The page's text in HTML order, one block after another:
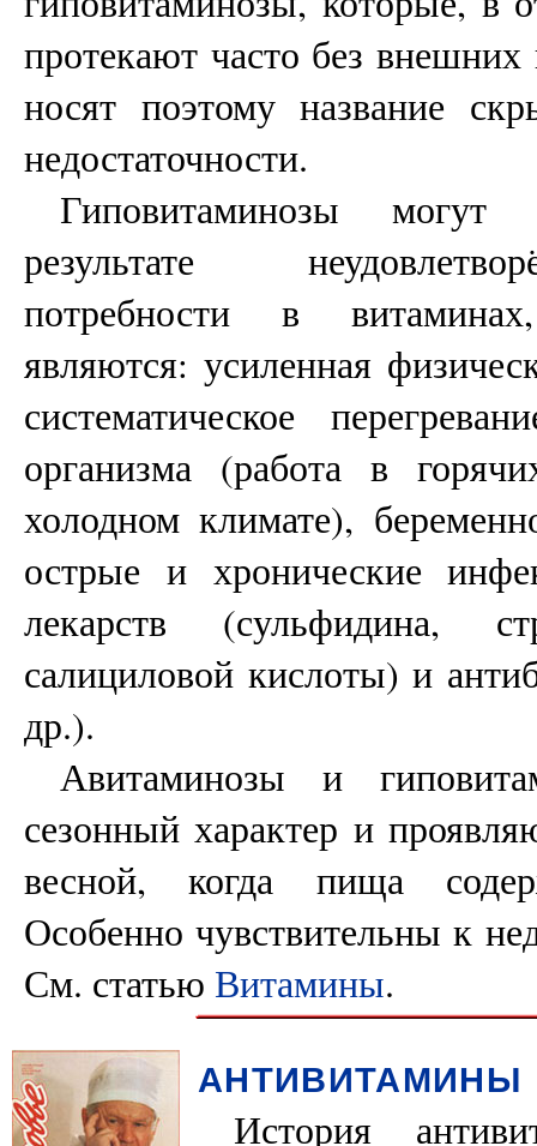
протекают часто без внешних
носят поэтому название
недостаточности.
Гиповитаминозы
результате
потребности в
являются: усиленная
систематическое
организма (работа в
холодном климате),
острые и хронические
лекарств (сульфидина,
салициловой кислоты) и
др.).
Авитаминозы и
сезонный характер и
весной, когда пища
Особенно чувствительны к
См. статью Витамины.
АНТИВИТАМИНЫ
История